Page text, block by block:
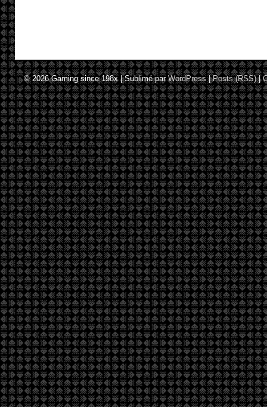
© 2026Gaming since 198x|Sublimé parWordPress |Posts (RSS)|